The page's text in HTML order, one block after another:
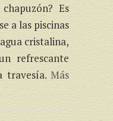
Es
a las piscinas
cristalina,
refrescante
travesía.Más